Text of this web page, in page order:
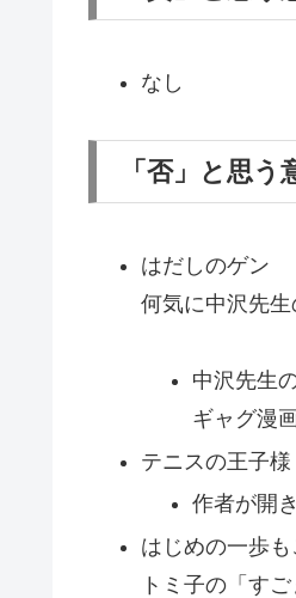
なし
「否」と思う
はだしのゲン
何気に中沢先
中沢先生
ギャグ漫
テニスの王子様
作者が開
はじめの一歩
トミ子の「す